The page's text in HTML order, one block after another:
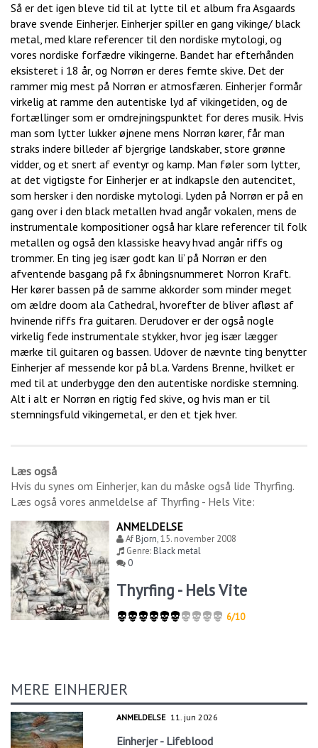
Så er det igen bleve tid til at lytte til et album fra Asgaards
brave svende Einherjer. Einherjer spiller en gang vikinge/ black
metal, med klare referencer til den nordiske mytologi, og
vores nordiske forfædre vikingerne. Bandet har efterhånden
eksisteret i 18 år, og Norrøn er deres femte skive. Det der
rammer mig mest på Norrøn er atmosfæren. Einherjer formår
virkelig at ramme den autentiske lyd af vikingetiden, og de
fortællinger som er omdrejningspunktet for deres musik. Hvis
man som lytter lukker øjnene mens Norrøn kører, får man
straks indere billeder af bjergrige landskaber, store grønne
vidder, og et snert af eventyr og kamp. Man føler som lytter,
at det vigtigste for Einherjer er at indkapsle den autencitet,
som hersker i den nordiske mytologi. Lyden på Norrøn er på en
gang over i den black metallen hvad angår vokalen, mens de
instrumentale kompositioner også har klare referencer til folk
metallen og også den klassiske heavy hvad angår riffs og
trommer. En ting jeg især godt kan li’ på Norrøn er den
afventende basgang på fx åbningsnummeret Norron Kraft.
Her kører bassen på de samme akkorder som minder meget
om ældre doom ala Cathedral, hvorefter de bliver afløst af
hvinende riffs fra guitaren. Derudover er der også nogle
virkelig fede instrumentale stykker, hvor jeg især lægger
mærke til guitaren og bassen. Udover de nævnte ting benytter
Einherjer af messende kor på bl.a. Vardens Brenne, hvilket er
med til at underbygge den den autentiske nordiske stemning.
Alt i alt er Norrøn en rigtig fed skive, og hvis man er til
stemningsfuld vikingemetal, er den et tjek hver.
Læs også
Hvis du synes om Einherjer, kan du måske også lide Thyrfing.
Læs også vores anmeldelse af Thyrfing - Hels Vite:
ANMELDELSE
AfBjorn,15. november 2008
Genre:Black metal
0
Thyrfing - Hels Vite
6/10
MERE EINHERJER
ANMELDELSE 11. jun 2026
Einherjer - Lifeblood